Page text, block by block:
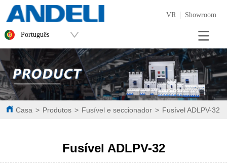
VR Showroom
Português
Casa > Produtos > Fusível e seccionador > Fusível ADLPV-32
Fusível ADLPV-32